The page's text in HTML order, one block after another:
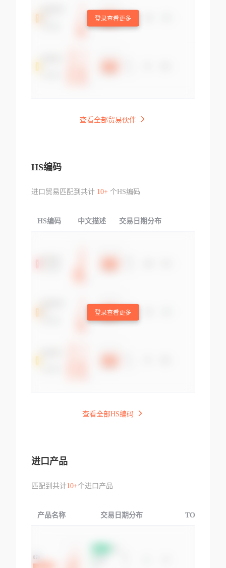
登录查看更多
查看全部贸易伙伴
HS编码
进口贸易匹配到共计 10+个HS编码
HS编码 中文描述 交易日期分布
登录查看更多
查看全部HS编码
进口产品
匹配到共计10+个进口产品
产品名称 交易日期分布 TOP3交易国